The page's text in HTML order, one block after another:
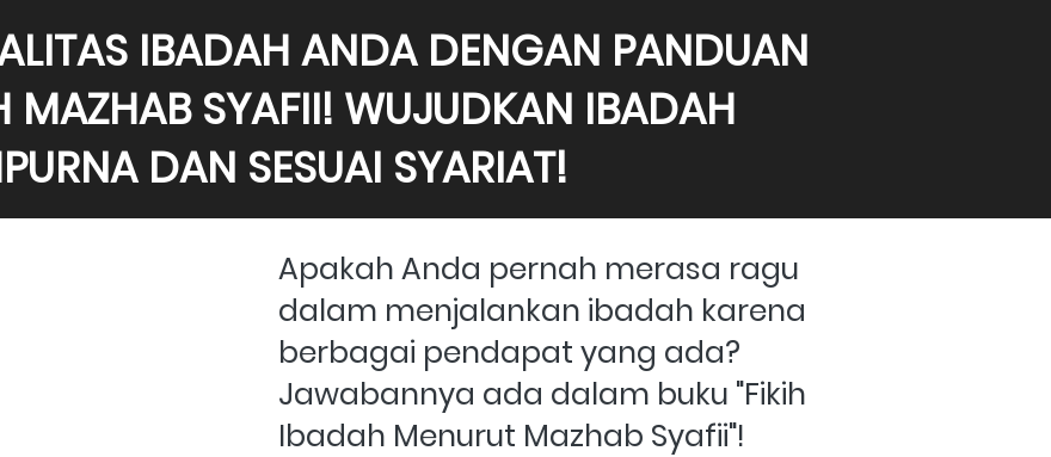
IBADAH ANDA DENGAN PANDUAN
MAZHAB SYAFII! WUJUDKAN IBADAH
DAN SESUAI SYARIAT!
Apakah Anda pernah merasa ragu
dalam menjalankan ibadah karena
berbagai pendapat yang ada?
Jawabannya ada dalam buku "Fikih
Ibadah Menurut Mazhab Syafii"!